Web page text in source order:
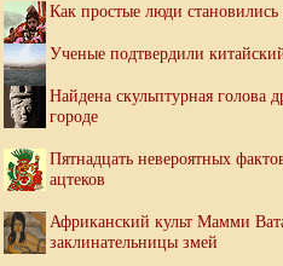
Как простые люди
Ученые подтвердили
Найдена скульптурная голова
городе
Пятнадцать невероятных
ацтеков
Африканский культ Мамми
заклинательницы змей